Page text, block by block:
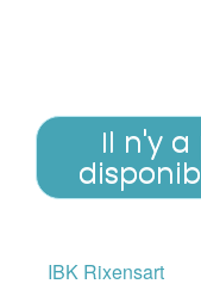
Il n'y
IBK Rixensart